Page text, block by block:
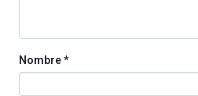
Nombre*